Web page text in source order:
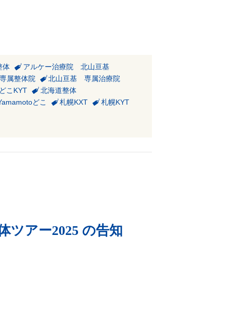
体
アルケー治療院 北山亘基
属整体院
北山亘基 専属治療院
こKYT
北海道整体
どこ 札幌KXT
札幌KYT
アー2025 の告知